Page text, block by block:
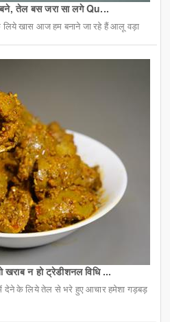
तेल बस जरा सा लगे Qu...
लिये खास आज हम बनाने जा रहे हैं आलू वड़ा
न हो ट्रेडीशनल विधि ...
के लिये तेल से भरे हुए आचार हमेशा गड़बड़